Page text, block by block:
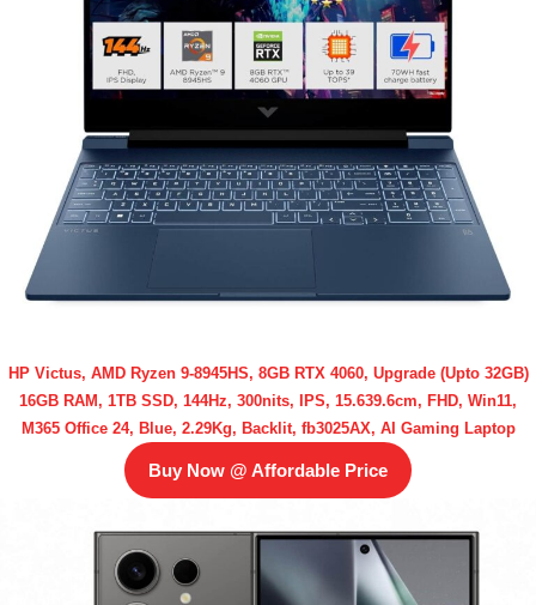
HP Victus, AMD Ryzen 9-8945HS, 8GB RTX 4060, Upgrade (Upto 32GB)
16GB RAM, 1TB SSD, 144Hz, 300nits, IPS, 15.639.6cm, FHD, Win11,
M365 Office 24, Blue, 2.29Kg, Backlit, fb3025AX, AI Gaming Laptop
Buy Now @ Affordable Price